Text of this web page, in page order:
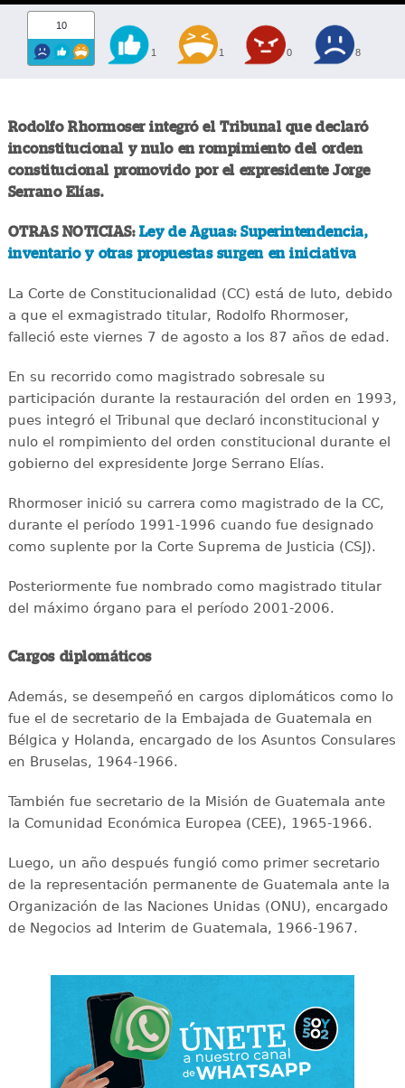
10
1 1 0 8
Rodolfo Rhormoser integró el Tribunal que declaró
inconstitucional y nulo en rompimiento del orden
constitucional promovido por el expresidente Jorge
Serrano Elías.
OTRAS NOTICIAS: Ley de Aguas: Superintendencia,
inventario y otras propuestas surgen en iniciativa
La Corte de Constitucionalidad (CC) está de luto, debido
a que el exmagistrado titular, Rodolfo Rhormoser,
falleció este viernes 7 de agosto a los 87 años de edad.
En su recorrido como magistrado sobresale su
participación durante la restauración del orden en 1993,
pues integró el Tribunal que declaró inconstitucional y
nulo el rompimiento del orden constitucional durante el
gobierno del expresidente Jorge Serrano Elías.
Rhormoser inició su carrera como magistrado de la CC,
durante el período 1991-1996 cuando fue designado
como suplente por la Corte Suprema de Justicia (CSJ).
Posteriormente fue nombrado como magistrado titular
del máximo órgano para el período 2001-2006.
Cargos diplomáticos
Además, se desempeñó en cargos diplomáticos como lo
fue el de secretario de la Embajada de Guatemala en
Bélgica y Holanda, encargado de los Asuntos Consulares
en Bruselas, 1964-1966.
También fue secretario de la Misión de Guatemala ante
la Comunidad Económica Europea (CEE), 1965-1966.
Luego, un año después fungió como primer secretario
de la representación permanente de Guatemala ante la
Organización de las Naciones Unidas (ONU), encargado
de Negocios ad Interim de Guatemala, 1966-1967.